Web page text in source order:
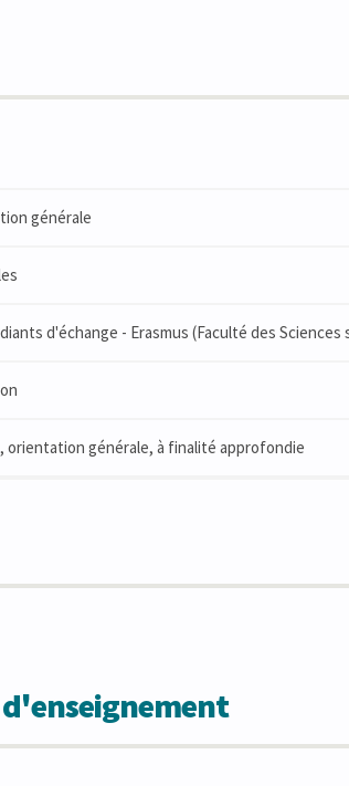
générale
d'échange - Erasmus (Faculté des Sciences
générale, à finalité approfondie